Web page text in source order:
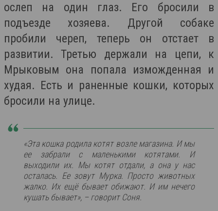
ослеп на один глаз. Его бросили в
подъезде хозяева. Другой собаке
пробили череп, теперь он отстает в
развитии. Третью держали на цепи, к
Мрыковым она попала изможденная и
худая. Есть и раненные кошки, которых
бросили на улице.
«Эта кошка родила котят возле магазина. И мы
ее забрали с маленькими котятами. И
выходили их. Мы котят отдали, а она у нас
осталась. Ее зовут Мурка. Просто животных
жалко. Их ещё бывает обижают. И им нечего
кушать бывает», – говорит Соня.